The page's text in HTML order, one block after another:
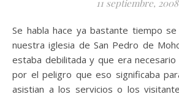
11 septiembre, 2008
Se habla hace ya bastante tiempo se habla del techo de
nuestra iglesia de San Pedro de
estaba debilitada y que era
por el peligro que eso significaba
asistian a los servicios o los